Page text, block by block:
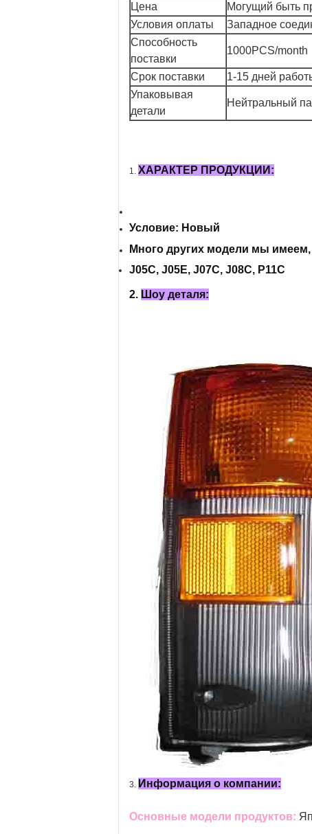
Цена
Могущий быть
Условия оплаты
Западное
Способность
поставки
1000PCS/month
Срок поставки
1-15 дней
Упаковывая
детали
Нейтральный
1. ХАРАКТЕР ПРОДУКЦИИ:
Условие: Новый
Много других модели мы
J05C, J05E, J07C, J08C, P11C
2. Шоу деталя:
3. Информация о компании:
Основные модели продуктов: